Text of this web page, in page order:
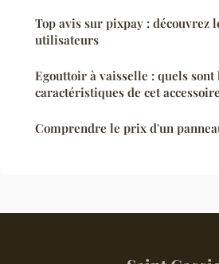
Top avis sur pixpay : découvrez
utilisateurs
Egouttoir à vaisselle : quels sont
caractéristiques de cet
Comprendre le prix d'un